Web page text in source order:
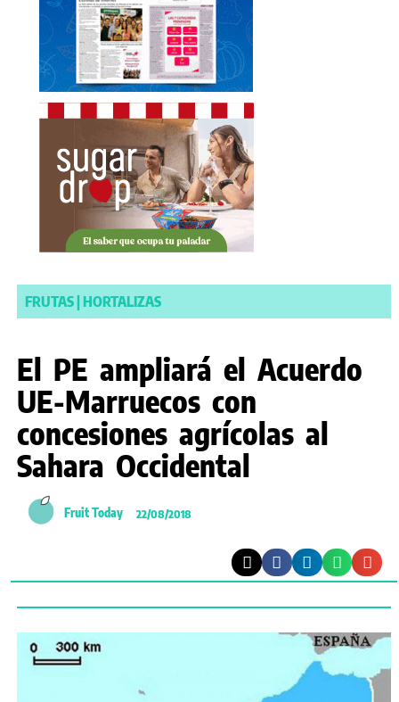
FRUTAS|HORTALIZAS
El PE ampliará el Acuerdo
UE-Marruecos con
concesiones agrícolas al
Sahara Occidental
Fruit Today 22/08/2018